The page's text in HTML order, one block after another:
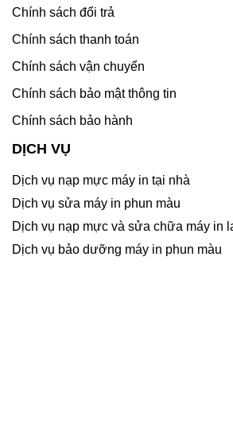
Chính sách đổi trả
Chính sách thanh toán
Chính sách vận chuyển
Chính sách bảo mật thông tin
Chính sách bảo hành
DỊCH VỤ
Dịch vụ nạp mực máy in tại nhà
Dịch vụ sửa máy in phun màu
Dịch vụ nạp mực và sửa chữa máy in
Dịch vụ bảo dưỡng máy in phun màu